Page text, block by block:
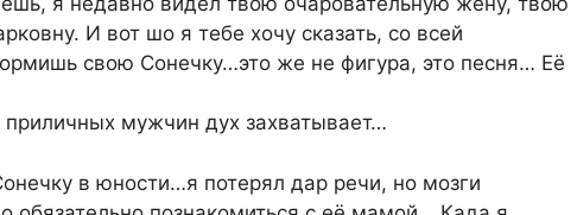
И вот шо я тебе хочу сказать, со всей
свою Сонечку…это же не фигура, это песня… Её
мужчин дух захватывает…
в юности…я потерял дар речи, но мозги